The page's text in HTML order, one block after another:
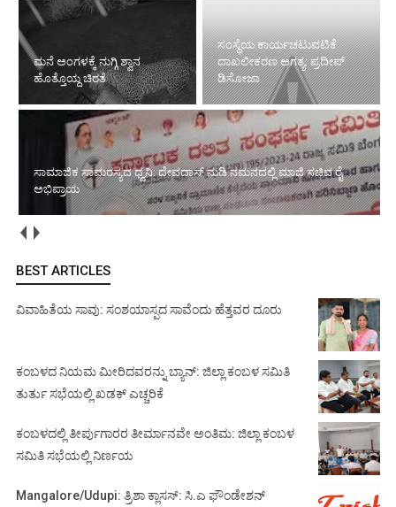
ಮನೆ ಅಂಗಳಕ್ಕೆ ನುಗ್ಗಿ ಶ್ವಾನ
ಹೊತ್ತೊಯ್ದ ಚಿರತೆ
ಸಂಸ್ಥೆಯ ಕಾರ್ಯಚಟುವಟಿಕೆ
ದಾಖಲೀಕರಣ ಅಗತ್ಯ: ಪ್ರದೀಪ್
ಡಿಸೋಜಾ
ಸಾಮಾಜಿಕ ಸಾಮರಸ್ಯದ ಧ್ವನಿ: ದೇವದಾಸ್ ನುಡಿ ನಮನದಲ್ಲಿ ಮಾಜಿ ಸಚಿವ ರೈ
ಅಭಿಪ್ರಾಯ
BEST ARTICLES
ವಿವಾಹಿತೆಯ ಸಾವು: ಸಂಶಯಾಸ್ಪದ ಸಾವೆಂದು ಹೆತ್ತವರ ದೂರು
ಕಂಬಳದ ನಿಯಮ ಮೀರಿದವರನ್ನು ಬ್ಯಾನ್: ಜಿಲ್ಲಾ ಕಂಬಳ ಸಮಿತಿ
ತುರ್ತು ಸಭೆಯಲ್ಲಿ ಖಡಕ್ ಎಚ್ಚರಿಕೆ
ಕಂಬಳದಲ್ಲಿ ತೀರ್ಪುಗಾರರ ತೀರ್ಮಾನವೇ ಅಂತಿಮ: ಜಿಲ್ಲಾ ಕಂಬಳ
ಸಮಿತಿ ಸಭೆಯಲ್ಲಿ ನಿರ್ಣಯ
Mangalore/Udupi: ತ್ರಿಶಾ ಕ್ಲಾಸಸ್: ಸಿ.ಎ ಫೌಂಡೇಶನ್